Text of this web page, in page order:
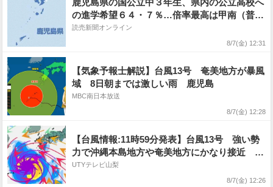
鹿児島県の国公立中３年生、県内の公立高校へ
の進学希望６４・７％…倍率最高は甲南（普
通）の２・０８倍
読売新聞オンライン
8/7(金) 12:31
【気象予報士解説】台風13号 奄美地方が暴風
域 8日朝までは激しい雨 鹿児島
MBC南日本放送
8/7(金) 12:28
【台風情報:11時59分発表】台風13号 強い勢
力で沖縄本島地方や奄美地方にかなり接近 24
時間で200ミリの雨予想 線状降水帯が発生の
可能性も 台風15号はどこへ? 【進路予想・
UTYテレビ山梨
8/7(金) 12:26